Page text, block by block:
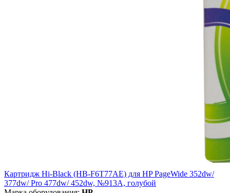
Картридж Hi-Black (HB-F6T77AE) для HP PageWide 352dw/
377dw/ Pro 477dw/ 452dw, №913A, голубой